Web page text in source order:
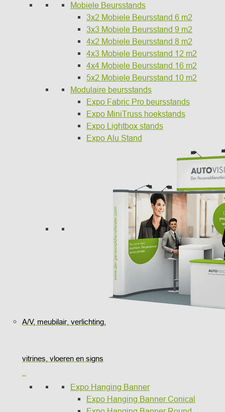
Mobiele Beursstands
3x2 Mobiele Beursstand 6 m2
3x3 Mobiele Beursstand 9 m2
4x2 Mobiele Beursstand 8 m2
4x3 Mobiele Beursstand 12 m2
4x4 Mobiele Beursstand 16 m2
5x2 Mobiele Beursstand 10 m2
Modulaire beursstands
Expo Fabric Pro beursstands
Expo MiniTruss hoekstands
Expo Lightbox stands
Expo Alu Stand
A/V, meubilair, verlichting,
vitrines, vloeren en signs
Expo Hanging Banner
Expo Hanging Banner Conical